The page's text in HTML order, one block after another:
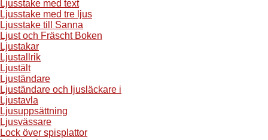
Ljusstake med text
Ljusstake med tre ljus
Ljusstake till Sanna
Ljust och Fräscht Boken
Ljustakar
Ljustallrik
Ljustält
Ljuständare
Ljuständare och ljusläckare i
Ljustavla
Ljusuppsättning
Ljusvässare
Lock över spisplattor